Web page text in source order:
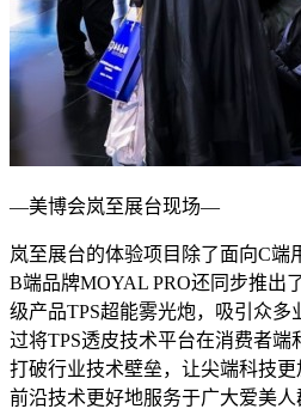
—美博会岚至展台现场—
岚至展台的体验项目除了面向C端
B端品牌MOYAL PRO还同步推出
级产品TPS超能雾光炮，吸引众
过将TPS透皮技术平台在消费者端
打破行业技术壁垒，让尖端科技
前沿技术更好地服务于广大爱美